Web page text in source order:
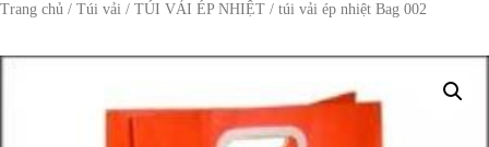
Trang chủ / Túi vải / TÚI VẢI ÉP NHIỆT / túi vải ép nhiệt Bag 002